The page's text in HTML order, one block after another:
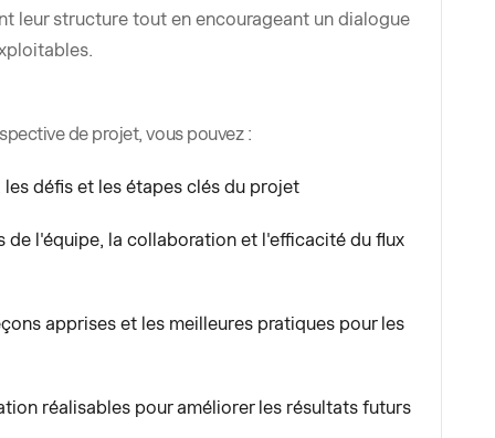
leur structure tout en encourageant un dialogue
de projet, vous pouvez :
défis et les étapes clés du projet
de l'équipe, la collaboration et l'efficacité du flux
apprises et les meilleures pratiques pour les
réalisables pour améliorer les résultats futurs